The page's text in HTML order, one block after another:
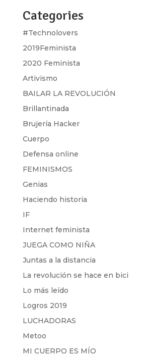
Categories
#Technolovers
2019Feminista
2020 Feminista
Artivismo
BAILAR LA REVOLUCIÓN
Brillantinada
Brujería Hacker
Cuerpo
Defensa online
FEMINISMOS
Genias
Haciendo historia
IF
Internet feminista
JUEGA COMO NIÑA
Juntas a la distancia
La revolución se hace en bici
Lo más leído
Logros 2019
LUCHADORAS
Metoo
MI CUERPO ES MÍO